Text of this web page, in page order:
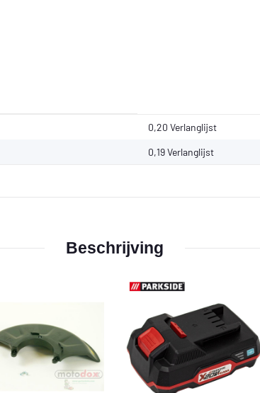
0,20 Verlanglijst
0,19Verlanglijst
Beschrijving